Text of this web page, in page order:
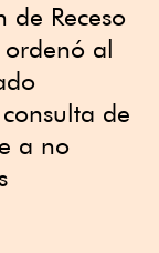
Receso
al
de
a no